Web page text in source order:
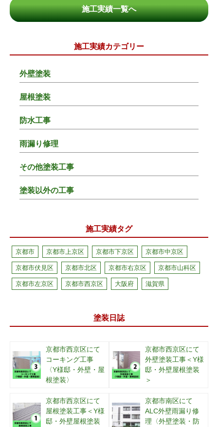
施工実績一覧へ
施工実績カテゴリー
外壁塗装
屋根塗装
防水工事
雨漏り修理
その他塗装工事
塗装以外の工事
施工実績タグ
京都市 京都市上京区 京都市下京区 京都市中京区
京都市伏見区 京都市北区 京都市右京区 京都市山科区
京都市左京区 京都市西京区 大阪府 滋賀県
塗装日誌
京都市西京区にて
コーキング工事
〈Y様邸・外壁・屋
根塗装〉
京都市西京区にて
外壁塗装工事＜Y様
邸・外壁屋根塗装
＞
京都市西京区にて
屋根塗装工事＜Y様
邸・外壁屋根塗装
京都市南区にて
ALC外壁雨漏り修
理〈外壁塗装・防